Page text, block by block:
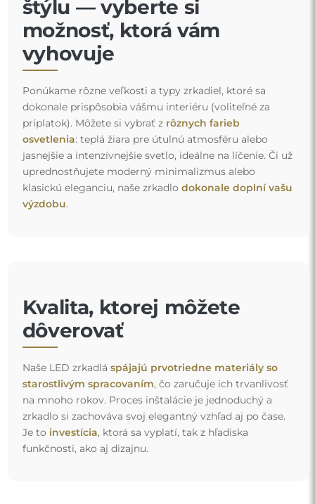
štýlu — vyberte si
možnosť, ktorá vám
vyhovuje
Ponúkame rôzne veľkosti a typy zrkadiel, ktoré sa
dokonale prispôsobia vášmu interiéru (voliteľné za
príplatok). Môžete si vybrať z rôznych farieb
osvetlenia: teplá žiara pre útulnú atmosféru alebo
jasnejšie a intenzívnejšie svetlo, ideálne na líčenie. Či už
uprednostňujete moderný minimalizmus alebo
klasickú eleganciu, naše zrkadlo dokonale doplní vašu
výzdobu.
Kvalita, ktorej môžete
dôverovať
Naše LED zrkadlá spájajú prvotriedne materiály so
starostlivým spracovaním, čo zaručuje ich trvanlivosť
na mnoho rokov. Proces inštalácie je jednoduchý a
zrkadlo si zachováva svoj elegantný vzhľad aj po čase.
Je to investícia, ktorá sa vyplatí, tak z hľadiska
funkčnosti, ako aj dizajnu.